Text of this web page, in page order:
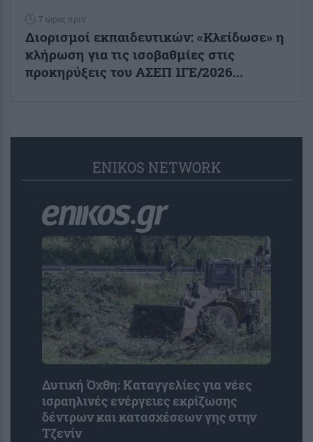
7 ώρες πριν
Διορισμοί εκπαιδευτικών: «Κλείδωσε» η
κλήρωση για τις ισοβαθμίες στις
προκηρύξεις του ΑΣΕΠ 1ΓΕ/2026...
ENIKOS NETWORK
Δυτική Όχθη: Καταγγελίες για νέες
ισραηλινές ενέργειες εκρίζωσης
δέντρων και κατασχέσεων γης στην
Τζενίν